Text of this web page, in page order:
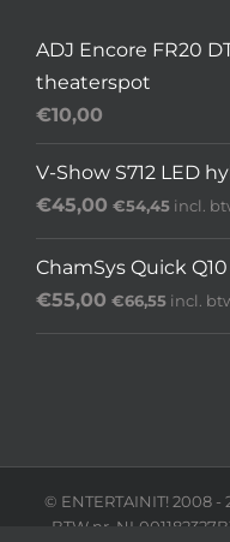
ADJ Encore FR20
theaterspot
€10,00
V-Show S712 LED
€45,00 €54,45 incl.
ChamSys Quick Q10
€55,00 €66,55 incl.
© ENTERTAINIT! 2008 -
BTW nr.